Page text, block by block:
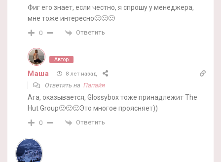
Фиг его знает, если честно, я спрошу у менеджера,
мне тоже интересно🙂🙂🙂
0 Ответить
Автор
Маша 8 лет назад
Ответить на Папайя
Ага, оказывается, Glossybox тоже принадлежит The
Hut Group🙂🙂🙂Это многое проясняет))
0 Ответить